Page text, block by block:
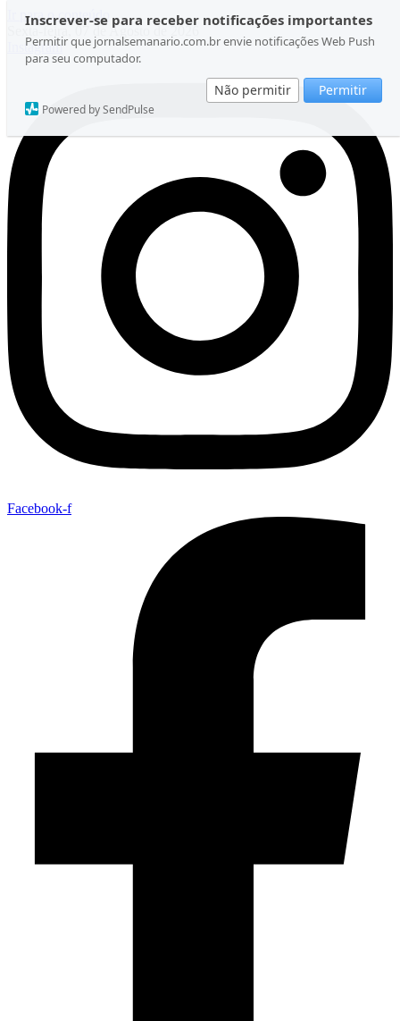
Inscrever-se para receber notificações importantes
Permitir que jornalsemanario.com.br envie notificações Web Push
para seu computador.
Não permitir Permitir
Powered by SendPulse
Ir para o conteúdo
Sexta-feira, 07 de Agosto de 2026
Instagram
Facebook-f